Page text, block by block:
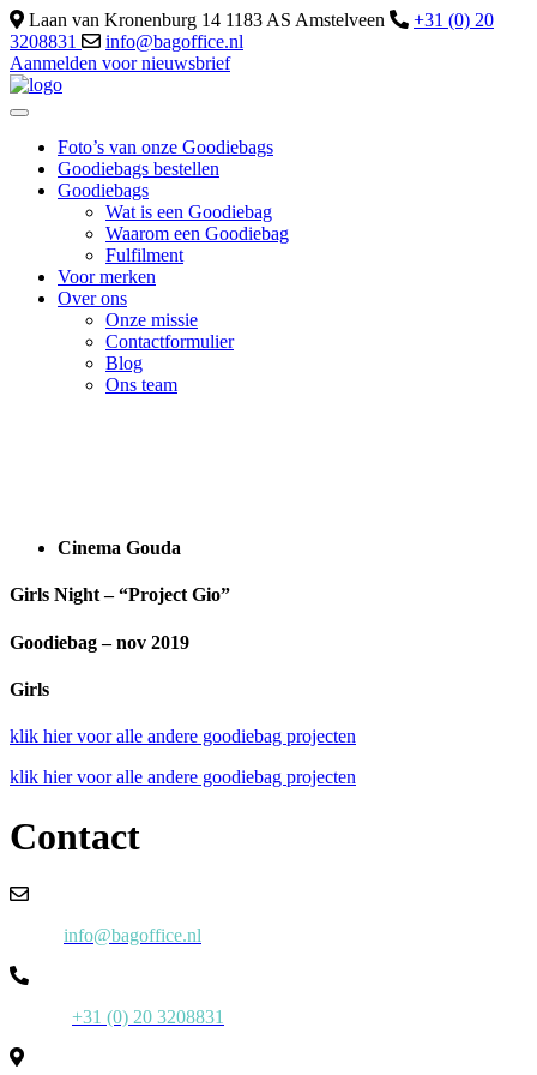
Laan van Kronenburg 14 1183 AS Amstelveen
+31 (0) 20
3208831
info@bagoffice.nl
Aanmelden voor nieuwsbrief
Foto’s van onze Goodiebags
Goodiebags bestellen
Goodiebags
Wat is een Goodiebag
Waarom een Goodiebag
Fulfilment
Voor merken
Over ons
Onze missie
Contactformulier
Blog
Ons team
Cinema Gouda
Girls Night – “Project Gio”
Goodiebag – nov 2019
Girls
klik hier voor alle andere goodiebag projecten
klik hier voor alle andere goodiebag projecten
Contact
info@bagoffice.nl
+31 (0) 20 3208831